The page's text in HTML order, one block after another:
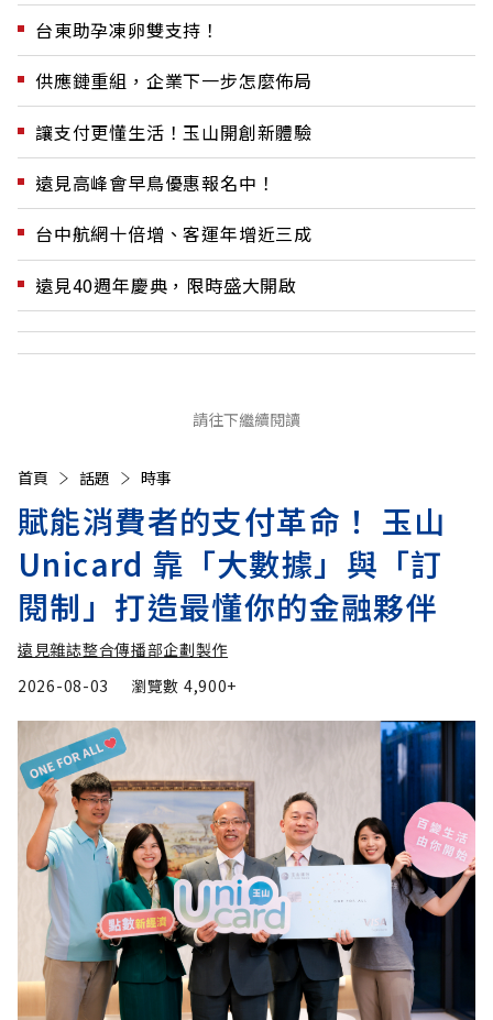
台東助孕凍卵雙支持！
供應鏈重組，企業下一步怎麼佈局
讓支付更懂生活！玉山開創新體驗
遠見高峰會早鳥優惠報名中！
台中航網十倍增、客運年增近三成
遠見40週年慶典，限時盛大開啟
請往下繼續閱讀
首頁 話題 時事
賦能消費者的支付革命！ 玉山
Unicard 靠「大數據」與「訂
閱制」打造最懂你的金融夥伴
遠見雜誌整合傳播部企劃製作
2026-08-03
瀏覽數 4,900+